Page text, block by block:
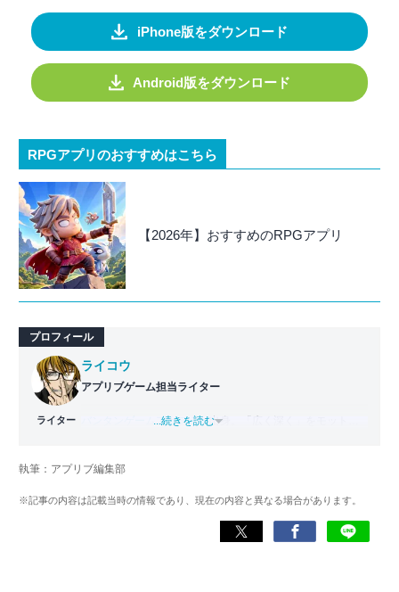
iPhone版をダウンロード
Android版をダウンロード
RPGアプリのおすすめはこちら
【2026年】おすすめのRPGアプリ
プロフィール
ライター
ライコウ
アプリブゲーム担当ライター
バンタンゲームアカデミー 出身。「広く深く」をモットー
ゲームだけでも1,000本以上。ゲーム開発者を目指した経験
くして面白さを引き出し、人々に伝えるためゲームライタ
...続きを読む
執筆：アプリブ編集部
※記事の内容は記載当時の情報であり、現在の内容と異なる場合があります。